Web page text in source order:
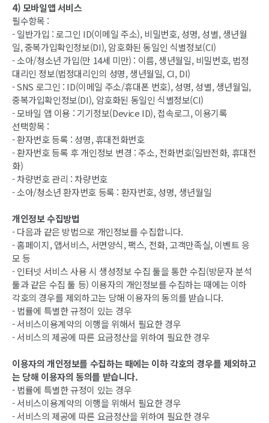
4) 모바일앱 서비스
필수항목 :
- 일반가입 : 로그인 ID(이메일 주소), 비밀번호, 성명, 성별, 생년월
일, 중복가입확인정보(DI), 암호화된 동일인 식별정보(CI)
- 소아/청소년 가입(만 14세 미만) : 이름, 생년월일, 비밀번호, 법정
대리인 정보(법정대리인의 성명, 생년월일, CI, DI)
- SNS 로그인 : ID(이메일 주소/휴대폰 번호), 성명, 성별, 생년월일,
중복가입확인정보(DI), 암호화된 동일인 식별정보(CI)
- 모바일 앱 이용 : 기기정보(Device ID), 접속로그, 이용기록
선택항목 :
- 환자번호 등록 : 성명, 휴대전화번호
- 환자번호 등록 후 개인정보 변경 : 주소, 전화번호(일반전화, 휴대전
화)
- 차량번호 관리 : 차량번호
- 소아/청소년 환자번호 등록 : 환자번호, 성명, 생년월일
개인정보 수집방법
- 다음과 같은 방법으로 개인정보를 수집합니다.
- 홈페이지, 앱서비스, 서면양식, 팩스, 전화, 고객만족실, 이벤트 응
모 등
- 인터넷 서비스 사용 시 생성정보 수집 툴을 통한 수집(방문자 분석
툴과 같은 수집 툴 등) 이용자의 개인정보를 수집하는 때에는 이하
각호의 경우를 제외하고는 당해 이용자의 동의를 받습니다.
- 법률에 특별한 규정이 있는 경우
- 서비스이용계약의 이행을 위해서 필요한 경우
- 서비스의 제공에 따른 요금정산을 위하여 필요한 경우
이용자의 개인정보를 수집하는 때에는 이하 각호의 경우를 제외하고
는 당해 이용자의 동의를 받습니다.
- 법률에 특별한 규정이 있는 경우
- 서비스이용계약의 이행을 위해서 필요한 경우
- 서비스의 제공에 따른 요금정산을 위하여 필요한 경우